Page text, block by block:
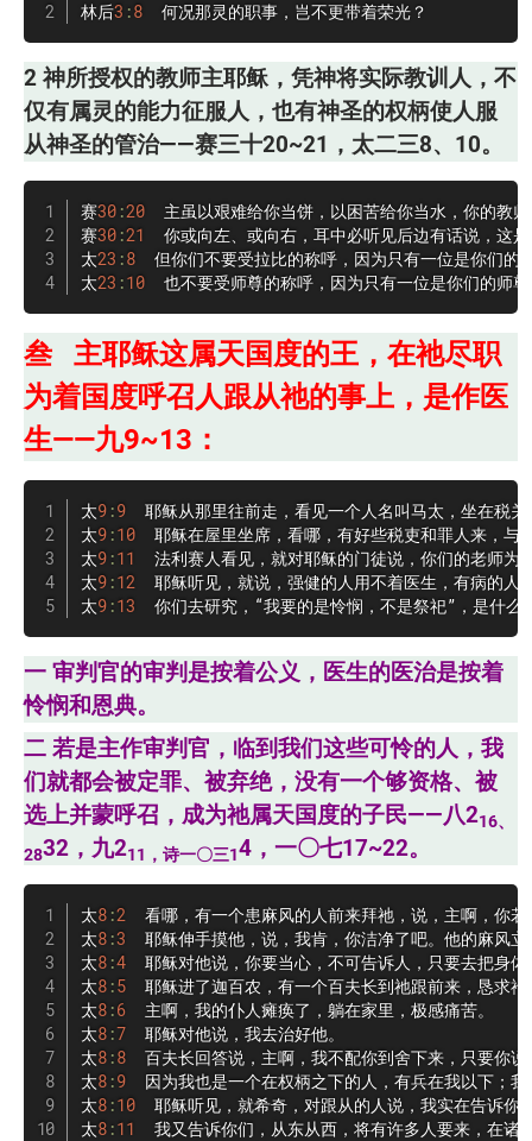
林后3 :8
  何况那灵的职事，岂不更带着荣光？
2 神所授权的教师主耶稣，凭神将实际教训人，不
仅有属灵的能力征服人，也有神圣的权柄使人服
从神圣的管治——赛三十20~21，太二三8、10。
赛30 :20
主虽以艰难给你当饼，以困苦给你当水，你的教
赛30 :21
你或向左、或向右，耳中必听见后边有话说，这
太23 :8
但你们不要受拉比的称呼，因为只有一位是你们的
太23 :10
也不要受师尊的称呼，因为只有一位是你们的师
叁 主耶稣这属天国度的王，在祂尽职
为着国度呼召人跟从祂的事上，是作医
生——九9~13：
太9 :9
耶稣从那里往前走，看见一个人名叫马太，坐在税
太9 :10
耶稣在屋里坐席，看哪，有好些税吏和罪人来，与
太9 :11
法利赛人看见，就对耶稣的门徒说，你们的老师为
太9 :12
耶稣听见，就说，强健的人用不着医生，有病的人
太9 :13
你们去研究，“我要的是怜悯，不是祭祀”，是什么
一 审判官的审判是按着公义，医生的医治是按着
怜悯和恩典。
二 若是主作审判官，临到我们这些可怜的人，我
们就都会被定罪、被弃绝，没有一个够资格、被
选上并蒙呼召，成为祂属天国度的子民——八216、
2832，九211，诗一〇三14，一〇七17~22。
太8 :2
看哪，有一个患麻风的人前来拜祂，说，主啊，你
太8 :3
耶稣伸手摸他，说，我肯，你洁净了吧。他的麻风
太8 :4
耶稣对他说，你要当心，不可告诉人，只要去把身
太8 :5
耶稣进了迦百农，有一个百夫长到祂跟前来，恳求祂
太8 :6
  主啊，我的仆人瘫痪了，躺在家里，极感痛苦。
太8 :7
  耶稣对他说，我去治好他。
太8 :8
百夫长回答说，主啊，我不配你到舍下来，只要你
太8 :9
因为我也是一个在权柄之下的人，有兵在我以下；
太8 :10
耶稣听见，就希奇，对跟从的人说，我实在告诉你
太8 :11
我又告诉你们，从东从西，将有许多人要来，在诸